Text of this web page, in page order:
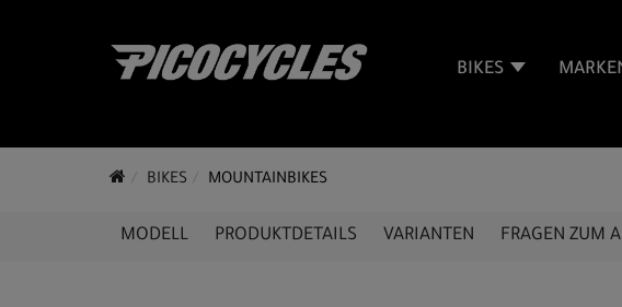
BIKES
BIKES MOUNTAINBIKES
MODELL PRODUKTDETAILS VARIANTEN FRAGEN ZUM